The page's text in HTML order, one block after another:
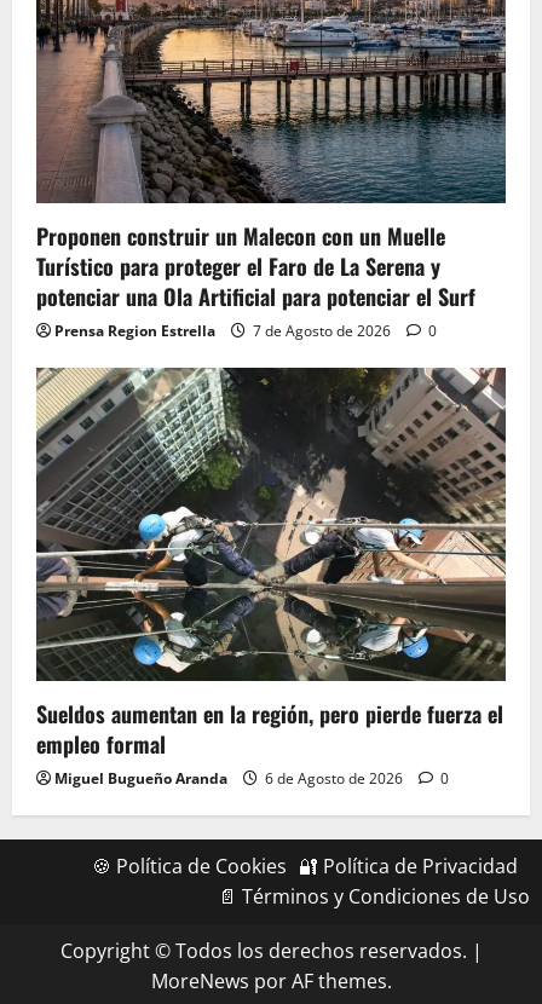
Proponen construir un Malecon con un Muelle
Turístico para proteger el Faro de La Serena y
potenciar una Ola Artificial para potenciar el Surf
Prensa Region Estrella 7 de Agosto de 2026 0
Sueldos aumentan en la región, pero pierde fuerza el
empleo formal
Miguel Bugueño Aranda 6 de Agosto de 2026 0
🍪 Política de Cookies 🔐 Política de Privacidad
📄 Términos y Condiciones de Uso
Copyright © Todos los derechos reservados. |
MoreNews por AF themes.